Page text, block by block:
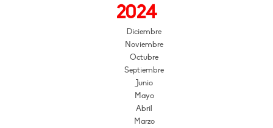
2024
Diciembre
Noviembre
Octubre
Septiembre
Junio
Mayo
Abril
Marzo